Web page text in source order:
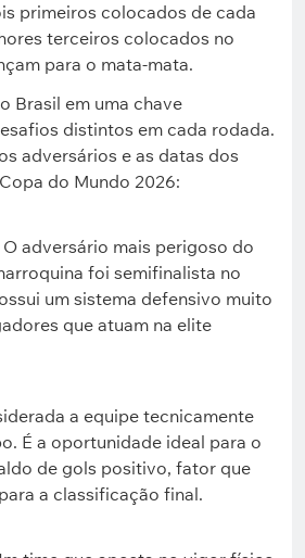
primeiros colocados de cada
terceiros colocados no
para o mata-mata.
Brasil em uma chave
distintos em cada rodada.
adversários e as datas dos
do Mundo 2026:
O adversário mais perigoso do
foi semifinalista no
um sistema defensivo muito
que atuam na elite
a equipe tecnicamente
É a oportunidade ideal para o
de gols positivo, fator que
a classificação final.